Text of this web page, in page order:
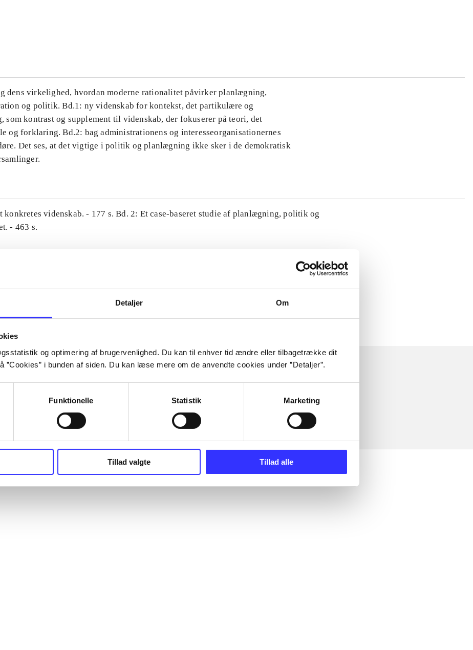
Detaljer Om
og optimering af brugervenlighed. Du kan til enhver tid ændre eller tilbagetrække dit
”Cookies” i bunden af siden. Du kan læse mere om de anvendte cookies under ”Detaljer”.
Funktionelle Statistik Marketing
Tillad valgte Tillad alle
dens virkelighed, hvordan moderne rationalitet påvirker planlægning,
og politik. Bd.1: ny videnskab for kontekst, det partikulære og
kontrast og supplement til videnskab, der fokuserer på teori, det
og forklaring. Bd.2: bag administrationens og interesseorganisationernes
Det ses, at det vigtige i politik og planlægning ikke sker i de demokratisk
konkretes videnskab. - 177 s. Bd. 2: Et case-baseret studie af planlægning, politik og
- 463 s.